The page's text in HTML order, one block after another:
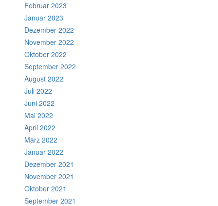
Februar 2023
Januar 2023
Dezember 2022
November 2022
Oktober 2022
September 2022
August 2022
Juli 2022
Juni 2022
Mai 2022
April 2022
März 2022
Januar 2022
Dezember 2021
November 2021
Oktober 2021
September 2021